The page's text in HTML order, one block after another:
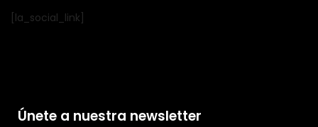
[la_social_link]
Únete a nuestra newsletter